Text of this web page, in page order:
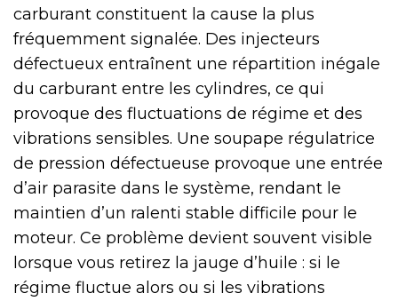
carburant constituent la cause la plus
fréquemment signalée. Des injecteurs
défectueux entraînent une répartition inégale
du carburant entre les cylindres, ce qui
provoque des fluctuations de régime et des
vibrations sensibles. Une soupape régulatrice
de pression défectueuse provoque une entrée
d’air parasite dans le système, rendant le
maintien d’un ralenti stable difficile pour le
moteur. Ce problème devient souvent visible
lorsque vous retirez la jauge d’huile : si le
régime fluctue alors ou si les vibrations